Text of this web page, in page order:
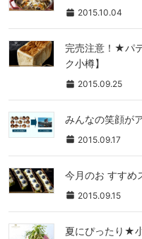
2015.10.04
完売注意！★パ
ク小樽】
2015.09.25
みんなの笑顔が
2015.09.17
今月のお すすめ
2015.09.15
夏にぴったり★